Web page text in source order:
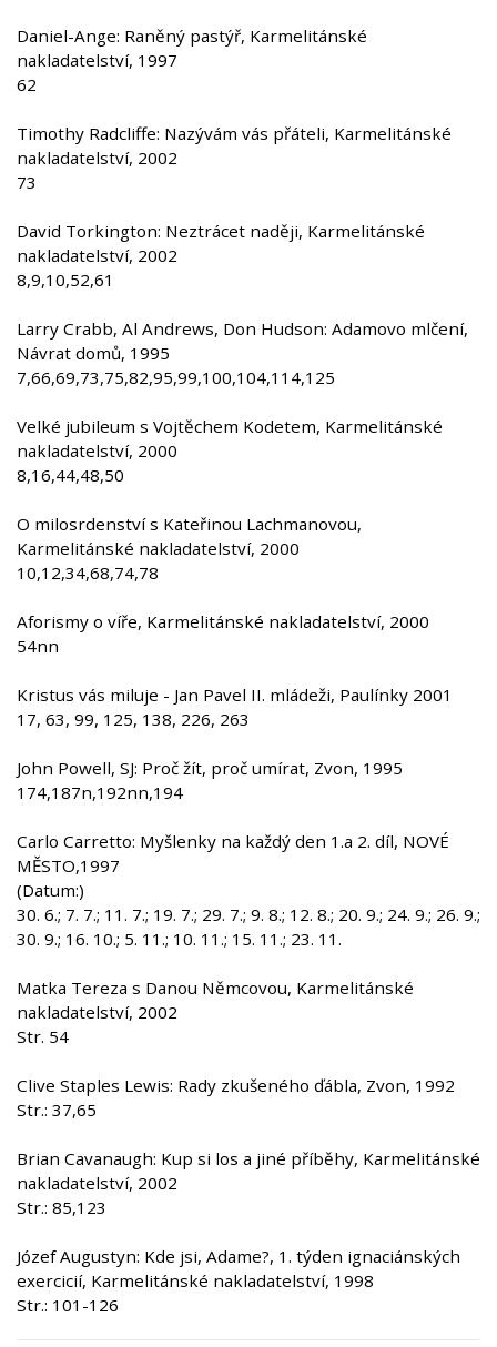
Daniel-Ange: Raněný pastýř, Karmelitánské
nakladatelství, 1997
62
Timothy Radcliffe: Nazývám vás přáteli, Karmelitánské
nakladatelství, 2002
73
David Torkington: Neztrácet naději, Karmelitánské
nakladatelství, 2002
8,9,10,52,61
Larry Crabb, Al Andrews, Don Hudson: Adamovo mlčení,
Návrat domů, 1995
7,66,69,73,75,82,95,99,100,104,114,125
Velké jubileum s Vojtěchem Kodetem, Karmelitánské
nakladatelství, 2000
8,16,44,48,50
O milosrdenství s Kateřinou Lachmanovou,
Karmelitánské nakladatelství, 2000
10,12,34,68,74,78
Aforismy o víře, Karmelitánské nakladatelství, 2000
54nn
Kristus vás miluje - Jan Pavel II. mládeži, Paulínky 2001
17, 63, 99, 125, 138, 226, 263
John Powell, SJ: Proč žít, proč umírat, Zvon, 1995
174,187n,192nn,194
Carlo Carretto: Myšlenky na každý den 1.a 2. díl, NOVÉ
MĚSTO,1997
(Datum:)
30. 6.; 7. 7.; 11. 7.; 19. 7.; 29. 7.; 9. 8.; 12. 8.; 20. 9.; 24. 9.; 26. 9.;
30. 9.; 16. 10.; 5. 11.; 10. 11.; 15. 11.; 23. 11.
Matka Tereza s Danou Němcovou, Karmelitánské
nakladatelství, 2002
Str. 54
Clive Staples Lewis: Rady zkušeného ďábla, Zvon, 1992
Str.: 37,65
Brian Cavanaugh: Kup si los a jiné příběhy, Karmelitánské
nakladatelství, 2002
Str.: 85,123
Józef Augustyn: Kde jsi, Adame?, 1. týden ignaciánských
exercicií, Karmelitánské nakladatelství, 1998
Str.: 101-126